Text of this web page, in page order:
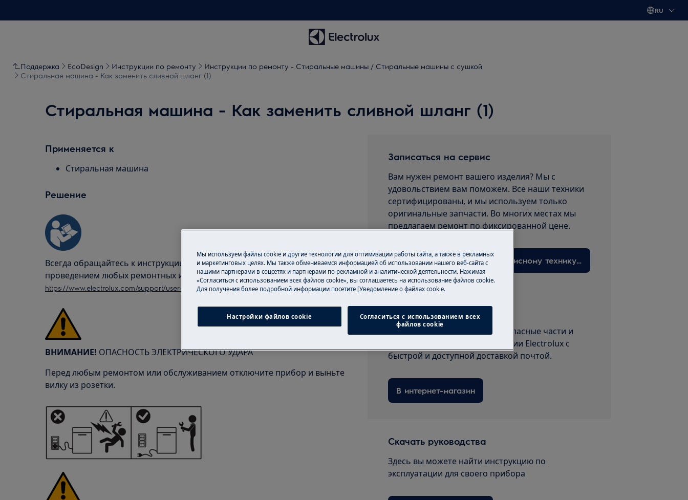
RU
Поддержка EcoDesign Инструкции по ремонту
Инструкции по ремонту - Стиральные машины / Стиральные машины с сушкой
Стиральная машина - Как заменить сливной шланг (1)
Стиральная машина - Как заменить сливной шланг (1)
Применяется к
Стиральная машина
Решение
Всегда обращайтесь к инструкции по безопасности вашего изделия перед
проведением любых ремонтных или обслуживающих работ.
https://www.electrolux.com/support/user-manuals/
ВНИМАНИЕ! ОПАСНОСТЬ ЭЛЕКТРИЧЕСКОГО УДАРА
Перед любым ремонтом или обслуживанием отключите прибор и выньте
вилку из розетки.
Записаться на сервис
Вам нужен ремонт вашего изделия? Мы с
удовольствием вам поможем. Все наши техники
сертифицированы, и мы используем только
оригинальные запчасти. Во многих местах мы
предлагаем ремонт по фиксированной цене.
Запишитесь на прием к сервисному технику здесь
Запчасти и аксессуары
Заказывайте оригинальные запасные части и
аксессуары для вашей продукции Electrolux с
быстрой и доступной доставкой почтой.
В интернет-магазин
Скачать руководства
Здесь вы можете найти инструкцию по
эксплуатации для своего прибора
Мы используем файлы cookie и другие технологии для оптимизации работы сайта, а также в рекламных
и маркетинговых целях. Мы также обмениваемся информацией об использовании нашего веб-сайта с
нашими партнерами в соцсетях и партнерами по рекламной и аналитической деятельности. Нажимая
«Согласиться с использованием всех файлов cookie», вы соглашаетесь на использование файлов cookie.
Для получения более подробной информации посетите [Уведомление о файлах cookie.
Настройки файлов cookie
Согласиться с использованием всех
файлов cookie